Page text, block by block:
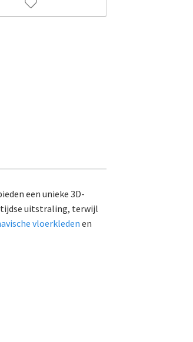
een unieke 3D-
uitstraling, terwijl
vloerkledenen